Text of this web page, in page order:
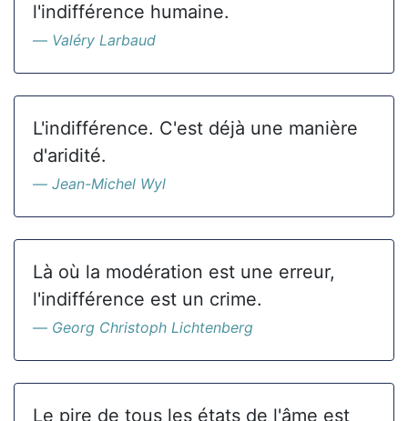
l'indifférence humaine.
Valéry Larbaud
L'indifférence. C'est déjà une manière
d'aridité.
Jean-Michel Wyl
Là où la modération est une erreur,
l'indifférence est un crime.
Georg Christoph Lichtenberg
Le pire de tous les états de l'âme est